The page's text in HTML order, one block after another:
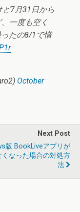
7月31日から
一度も空く
たの8/1で惜
October
Next Post
版 BookLiveアプリが
くなった場合の対処方
法